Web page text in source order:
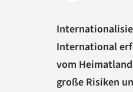
International
vom
große Risiken